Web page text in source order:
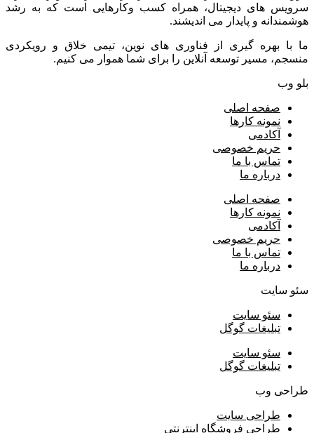
سرویس های دیجیتال، همراه کسب وکارهایی است که به رشد
هوشمندانه و پایدار می اندیشند.
ما با بهره گیری از فناوری های نوین، تیمی خلاق و رویکردی
منسجم، مسیر توسعه آنلاین را برای شما هموار می کنیم.
بلو وب
صفحه اصلی
نمونه کارها
آکادمی
حریم خصوصی
تماس با ما
درباره ما
صفحه اصلی
نمونه کارها
آکادمی
حریم خصوصی
تماس با ما
درباره ما
سئو سایت
سئو سایت
تبلیغات گوگل
سئو سایت
تبلیغات گوگل
طراحی وب
طراحی سایت
طراحی فروشگاه اینترنتی